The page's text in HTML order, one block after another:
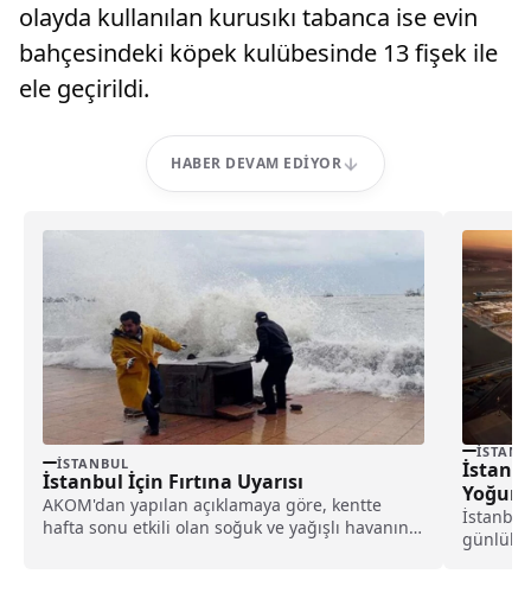
olayda kullanılan kurusıkı tabanca ise evin
bahçesindeki köpek kulübesinde 13 fişek ile
ele geçirildi.
HABER DEVAM EDIYOR
İSTANBUL
İstanbul İçin Fırtına Uyarısı
AKOM'dan yapılan açıklamaya göre, kentte
hafta sonu etkili olan soğuk ve yağışlı havanın
Yoğun
İstanbul
günlük